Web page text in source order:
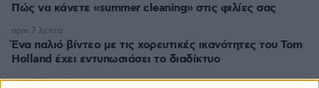
Πώς να κάνετε «summer cleaning» στις φιλίες σας
Ένα παλιό βίντεο με τις χορευτικές ικανότητες του Tom
Holland έχει εντυπωσιάσει το διαδίκτυο
πριν 7 λεπτά
πριν 12 λεπτά